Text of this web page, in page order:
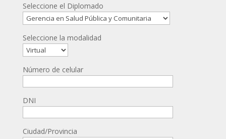
Seleccione el Diplomado
Seleccione la modalidad
Número de celular
DNI
Ciudad/Provincia